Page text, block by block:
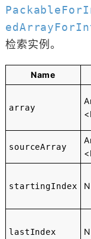
检索实例。
Name
array
sourceArray
startingIndex
lastIndex